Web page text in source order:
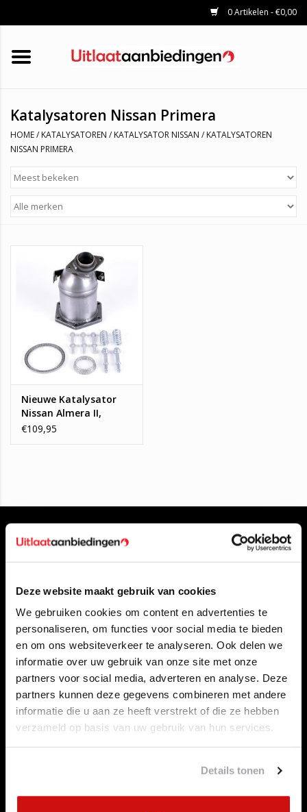
Deze website maakt gebruik van cookies
We gebruiken cookies om content en advertenties te
personaliseren, om functies voor social media te bieden
en om ons websiteverkeer te analyseren. Ook delen we
informatie over uw gebruik van onze site met onze
partners voor social media, adverteren en analyse. Deze
partners kunnen deze gegevens combineren met andere
informatie die u aan ze heeft verstrekt of die ze hebben
verzameld op basis van uw gebruik van hun services.
Details tonen
0 Artikelen - €0,00
HOME
KATALYSATOREN
UNIVERSELE UITLAATDELEN
MERKEN
Katalysatoren Nissan Primera
HOME/ KATALYSATOREN / KATALYSATOR NISSAN / KATALYSATOREN
NISSAN PRIMERA
Nieuwe Katalysator
Nissan Almera II,
Nissan Primera
€109,95
Klantenservice
Contact opnemen
Over ons
Betaalmethoden
Algemene voorwaarden
Herroepingsrecht
Privacy Policy
Verzenden & retourneren
Afkoelingsperiode
Formulier Herroepingsrecht